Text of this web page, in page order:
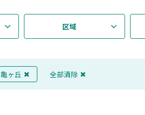
区域
亀ヶ丘 全部清除